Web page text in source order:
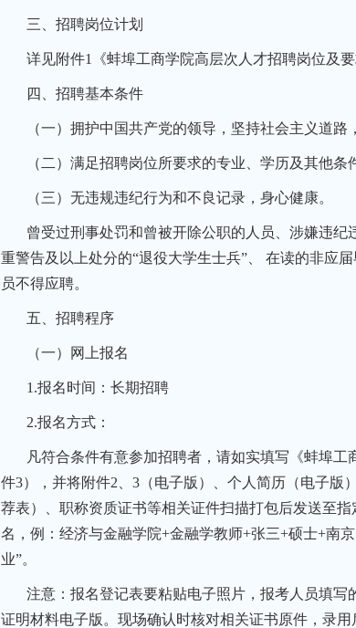
三、招聘岗位计划
详见附件1《蚌埠工商学院高层次人才招聘岗位及要
四、招聘基本条件
（一）拥护中国共产党的领导，坚持社会主义道
（二）满足招聘岗位所要求的专业、学历及其他条
（三）无违规违纪行为和不良记录，身心健康。
曾受过刑事处罚和曾被开除公职的人员、涉嫌违
重警告及以上处分的“退役大学生士兵”、 在读的非应
员不得应聘。
五、招聘程序
（一）网上报名
1.报名时间：长期招聘
2.报名方式：
凡符合条件有意参加招聘者，请如实填写《蚌埠
件3），并将附件2、3（电子版）、个人简历（电子
荐表）、职称资质证书等相关证件扫描打包后发送至
名，例：经济与金融学院+金融学教师+张三+硕士+南
业”。
注意：报名登记表要粘贴电子照片，报考人员填
证明材料电子版。现场确认时核对相关证书原件，录